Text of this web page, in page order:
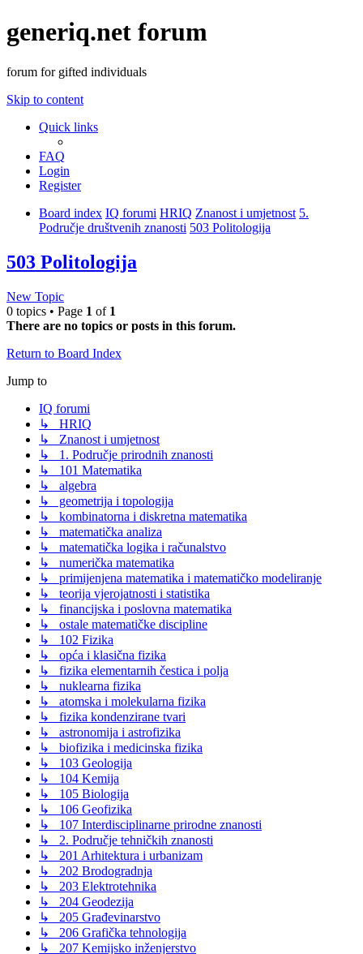
generiq.net forum
forum for gifted individuals
Skip to content
Quick links
FAQ
Login
Register
Board index IQ forumi HRIQ Znanost i umjetnost 5.
Područje društvenih znanosti 503 Politologija
503 Politologija
New Topic
0 topics • Page 1 of 1
There are no topics or posts in this forum.
Return to Board Index
Jump to
IQ forumi
↳ HRIQ
↳ Znanost i umjetnost
↳ 1. Područje prirodnih znanosti
↳ 101 Matematika
↳ algebra
↳ geometrija i topologija
↳ kombinatorna i diskretna matematika
↳ matematička analiza
↳ matematička logika i računalstvo
↳ numerička matematika
↳ primijenjena matematika i matematičko modeliranje
↳ teorija vjerojatnosti i statistika
↳ financijska i poslovna matematika
↳ ostale matematičke discipline
↳ 102 Fizika
↳ opća i klasična fizika
↳ fizika elementarnih čestica i polja
↳ nuklearna fizika
↳ atomska i molekularna fizika
↳ fizika kondenzirane tvari
↳ astronomija i astrofizika
↳ biofizika i medicinska fizika
↳ 103 Geologija
↳ 104 Kemija
↳ 105 Biologija
↳ 106 Geofizika
↳ 107 Interdisciplinarne prirodne znanosti
↳ 2. Područje tehničkih znanosti
↳ 201 Arhitektura i urbanizam
↳ 202 Brodogradnja
↳ 203 Elektrotehnika
↳ 204 Geodezija
↳ 205 Građevinarstvo
↳ 206 Grafička tehnologija
↳ 207 Kemijsko inženjerstvo